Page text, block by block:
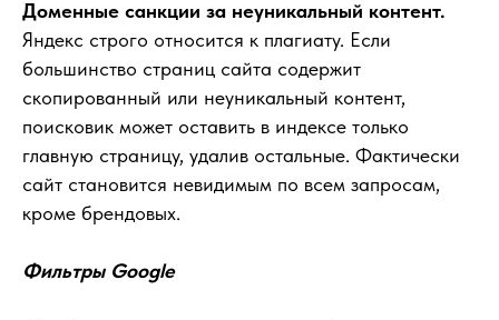
Доменные санкции за неуникальный контент.
Яндекс строго относится к плагиату. Если
большинство страниц сайта содержит
скопированный или неуникальный контент,
поисковик может оставить в индексе только
главную страницу, удалив остальные. Фактически
сайт становится невидимым по всем запросам,
кроме брендовых.
Фильтры Google
Смотреть видео-урок
Как понять,
сколько трафика
и заявок даст
SEO?
Делаем расчёт на примере